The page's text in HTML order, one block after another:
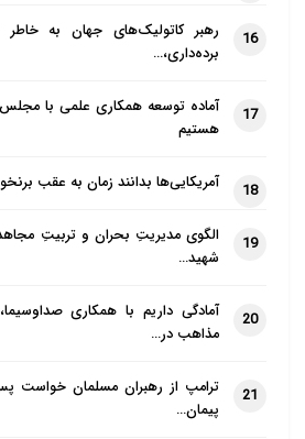
16
رهبر کاتولیک‌های جهان به
برده‌داری،…
17
آماده توسعه همکاری علمی با
هستیم
18 آمریکایی‌ها بدانند زمان به عقب
19
الگوی مدیریتِ بحران و تربیتِ
شهید…
20
آمادگی داریم با همکاری
مذاهب در…
21
ترامپ از رهبران مسلمان خواست
پیمان…